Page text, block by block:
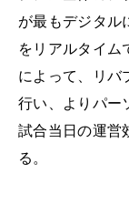
が最もデジタル
をリアルタイム
によって、リバ
行い、よりパー
試合当日の運営
る。